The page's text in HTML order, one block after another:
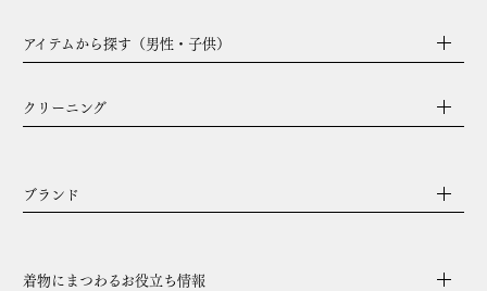
アイテムから探す（男性・子供）
クリーニング
ブランド
着物にまつわるお役立ち情報